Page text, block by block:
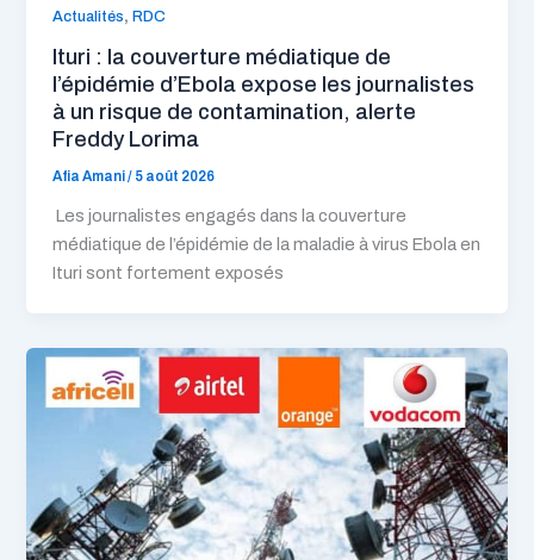
Actualités,RDC
Ituri : la couverture médiatique de
l’épidémie d’Ebola expose les journalistes
à un risque de contamination, alerte
Freddy Lorima
Afia Amani/ 5 août 2026
Les journalistes engagés dans la couverture
médiatique de l’épidémie de la maladie à virus Ebola en
Ituri sont fortement exposés